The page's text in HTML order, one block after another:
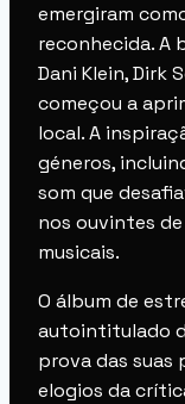
emergiram
reconhecida. A
Dani Klein, Dirk
começou a
local. A
géneros,
som que
nos ouvintes
musicais.
O álbum de
autointitulado
prova das suas
elogios da